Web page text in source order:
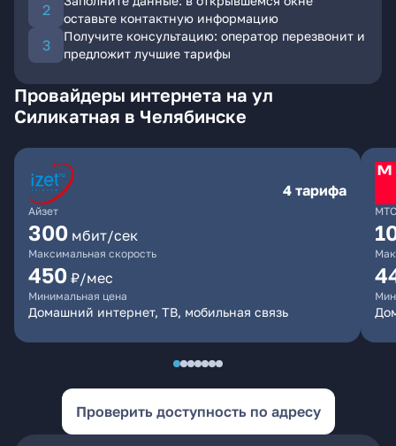
оставьте контактную информацию
Получите консультацию: оператор перезвонит и
предложит лучшие тарифы
Провайдеры интернета на ул
Силикатная в Челябинске
Айзет
4 тарифа
300 мбит/сек
Максимальная скорость
450 ₽/мес
Минимальная цена
Домашний интернет, ТВ, мобильная связь
МТС
Проверить доступность по адресу